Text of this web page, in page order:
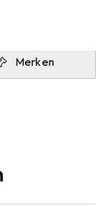
Merken